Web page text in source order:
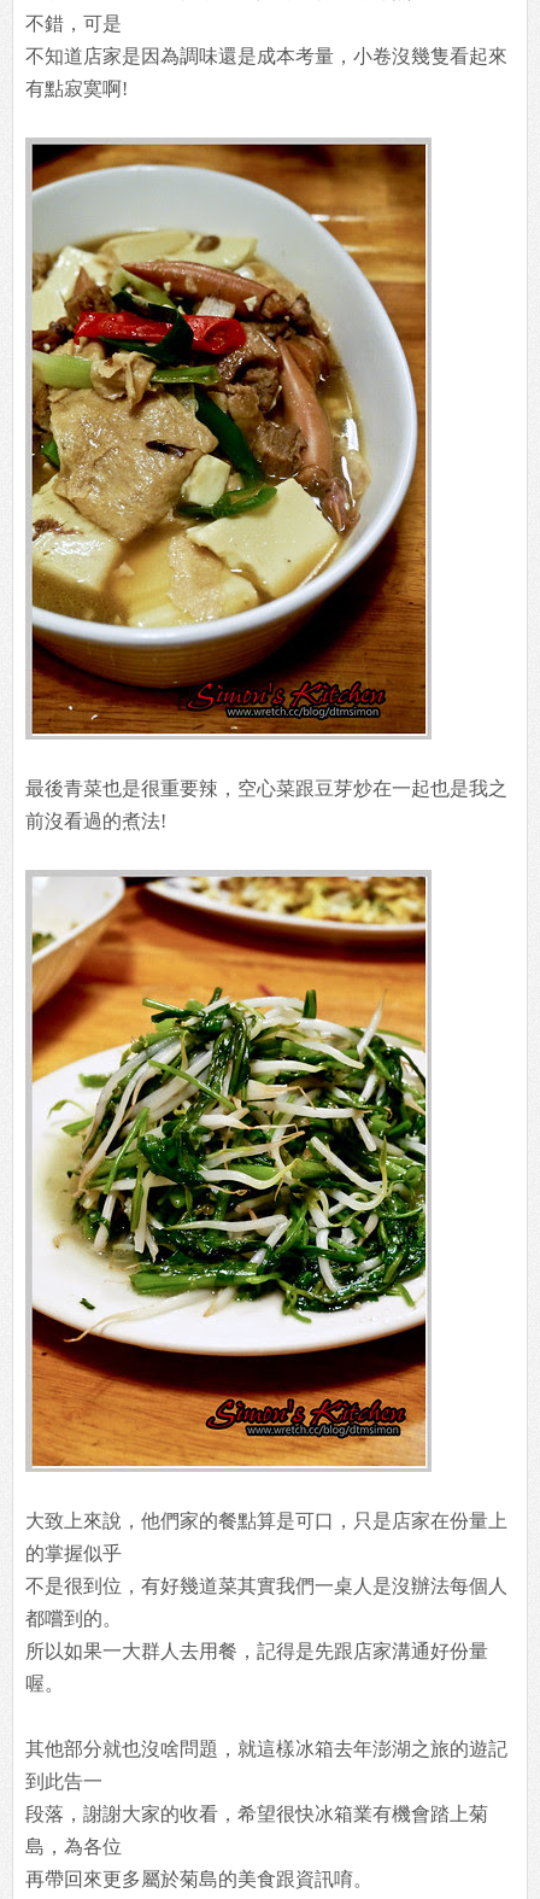
不錯，可是
不知道店家是因為調味還是成本考量，小卷沒幾隻看起來
有點寂寞啊!
最後青菜也是很重要辣，空心菜跟豆芽炒在一起也是我之
前沒看過的煮法!
大致上來說，他們家的餐點算是可口，只是店家在份量上
的掌握似乎
不是很到位，有好幾道菜其實我們一桌人是沒辦法每個人
都嚐到的。
所以如果一大群人去用餐，記得是先跟店家溝通好份量
喔。
其他部分就也沒啥問題，就這樣冰箱去年澎湖之旅的遊記
到此告一
段落，謝謝大家的收看，希望很快冰箱業有機會踏上菊
島，為各位
再帶回來更多屬於菊島的美食跟資訊唷。